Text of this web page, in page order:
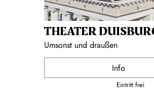
THEATER
Umsonst und draußen
Info
Eintritt frei